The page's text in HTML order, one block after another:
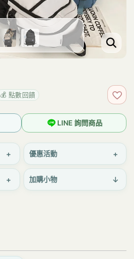
💰 點數回饋 加
LINE 詢問商品
+ 優惠活動 +
+ 加購小物 ↓